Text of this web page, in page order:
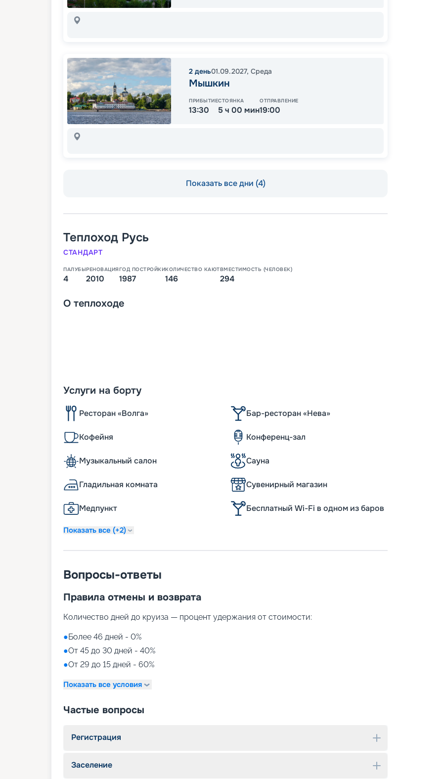
2 день01.09.2027, Среда
Мышкин
ПРИБЫТИЕ
13:30
СТОЯНКА
5 ч 00 мин
ОТПРАВЛЕНИЕ
19:00
Показать все дни (4)
Теплоход Русь
СТАНДАРТ
ПАЛУБЫ
4
РЕНОВАЦИЯ
2010
ГОД ПОСТРОЙКИ
1987
КОЛИЧЕСТВО КАЮТ
146
ВМЕСТИМОСТЬ (ЧЕЛОВЕК)
294
О теплоходе
Услуги на борту
Ресторан «Волга» Бар-ресторан «Нева»
Кофейня Конференц-зал
Музыкальный салон Сауна
Гладильная комната Сувенирный магазин
Медпункт Бесплатный Wi-Fi в одном из баров
Показать все (+2)
Вопросы-ответы
Правила отмены и возврата
Количество дней до круиза — процент удержания от стоимости:
●Более 46 дней - 0%
●От 45 до 30 дней - 40%
●От 29 до 15 дней - 60%
Показать все условия
Частые вопросы
Регистрация
Заселение